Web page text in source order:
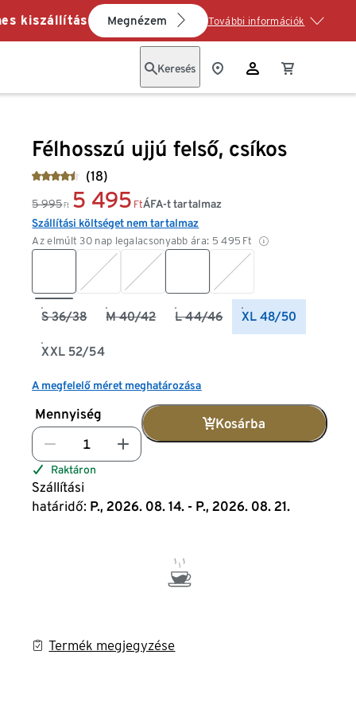
kiszállítás Megnézem További információk
Keresés
Félhosszú ujjú felső, csíkos
(18)
5 995 Ft 5 495 Ft
Az elmúlt 30 nap legalacsonyabb ára: 5 495 Ft
ÁFA-t tartalmaz
Szállítási költséget nem tartalmaz
S 36/38 M 40/42 L 44/46 XL 48/50
XXL 52/54
A megfelelő méret meghatározása
Mennyiség
Kosárba
Raktáron
Szállítási
határidő: P., 2026. 08. 14. - P., 2026. 08. 21.
Termék megjegyzése